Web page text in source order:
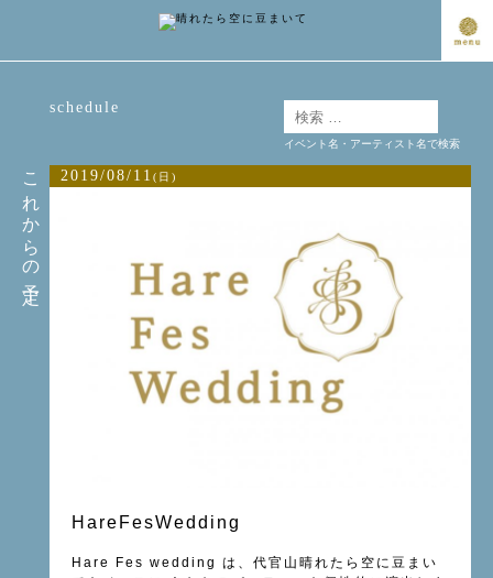
これからの予定
schedule
2019/08/11 (日)
HareFesWedding
Hare Fes wedding は、代官山晴れたら空に豆まい
イベント名・アーティスト名で検索